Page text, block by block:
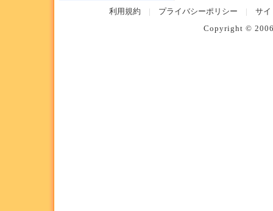
利用規約 プライバシーポリシー
サイ
Copyright ©